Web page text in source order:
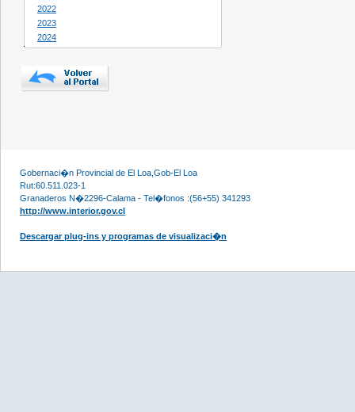
2022
2023
2024
Gobernaci�n Provincial de El Loa,Gob-El Loa
Rut:60.511.023-1
Granaderos N�2296-Calama - Tel�fonos :(56+55) 341293
http://www.interior.gov.cl
Descargar plug-ins y programas de visualizaci�n